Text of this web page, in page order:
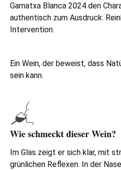
Garnatxa Blanca 2024 den
authentisch zum Ausdruck:
Intervention.
Ein Wein, der beweist, dass
sein kann.
Wie schmeckt dieser Wein?
Im Glas zeigt er sich klar, mit
grünlichen Reflexen. In der